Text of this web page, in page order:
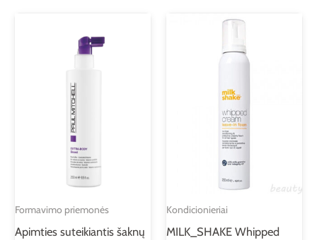
Formavimo priemonės
Apimties suteikiantis šaknų
Kondicionieriai
MILK_SHAKE Whipped